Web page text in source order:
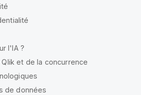
l'IA ?
et de la concurrence
de données